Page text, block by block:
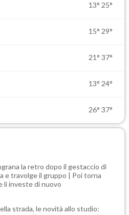
13° 25°
15° 29°
21° 37°
13° 24°
26° 37°
la retro dopo il gestaccio di
e travolge il gruppo | Poi torna
li investe di nuovo
strada, le novità allo studio: